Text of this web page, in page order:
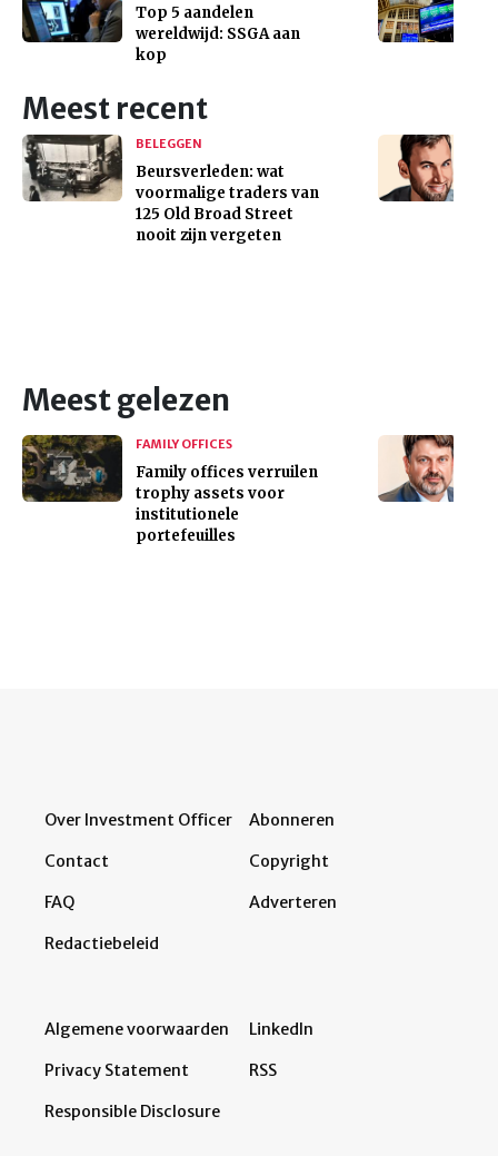
Top 5 aandelen
wereldwijd: SSGA aan
kop
Meest recent
BELEGGEN
Beursverleden: wat
voormalige traders van
125 Old Broad Street
nooit zijn vergeten
Meest gelezen
FAMILY OFFICES
Family offices verruilen
trophy assets voor
institutionele
portefeuilles
Over Investment Officer
Contact
FAQ
Redactiebeleid
Abonneren
Copyright
Adverteren
Algemene voorwaarden
Privacy Statement
Responsible Disclosure
LinkedIn
RSS